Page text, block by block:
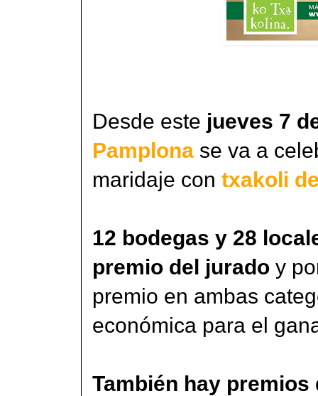
Desde este jueves 7
Pamplona se va a
maridaje con txakoli
12 bodegas y 28
premio del jurado y
premio en ambas
económica para el
También hay